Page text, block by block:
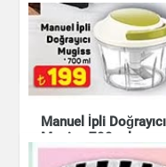
Sosluk Saklama Kabı
4'lü
Mutfak Ürünleri
Manuel İpli Doğrayıcı
Mugiss 700 ml